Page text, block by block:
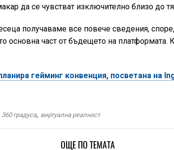
да се чувстват изключително близо до
получаваме все повече сведения,
основна част от бъдещето на
гейминг конвенция, посветана на
360 градуса, виртуална реалност
ОЩЕ ПО ТЕМАТА